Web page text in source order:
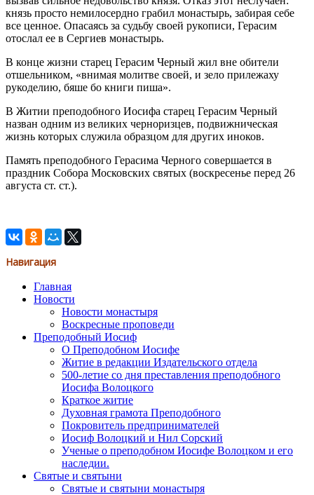
князь просто немилосердно грабил монастырь, забирая себе
все ценное. Опасаясь за судьбу своей рукописи, Герасим
отослал ее в Сергиев монастырь.
В конце жизни старец Герасим Черный жил вне обители
отшельником, «внимая молитве своей, и зело прилежаху
рукоделию, бяше бо книги пиша».
В Житии преподобного Иосифа старец Герасим Черный
назван одним из великих черноризцев, подвижническая
жизнь которых служила образцом для других иноков.
Память преподобного Герасима Черного совершается в
праздник Собора Московских святых (воскресенье перед 26
августа ст. ст.).
Навигация
Главная
Новости
Новости монастыря
Воскресные проповеди
Преподобный Иосиф
О Преподобном Иосифе
Житие в редакции Издательского отдела
500-летие со дня преставления преподобного
Иосифа Волоцкого
Краткое житие
Духовная грамота Преподобного
Покровитель предпринимателей
Иосиф Волоцкий и Нил Сорский
Ученые о преподобном Иосифе Волоцком и его
наследии.
Святые и святыни
Святые и святыни монастыря